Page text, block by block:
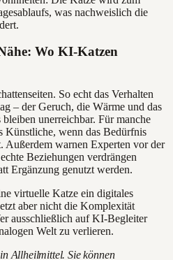
was nachweislich die
Wo KI-Katzen
So echt das Verhalten
– der Geruch, die Wärme und das
unerreichbar. Für manche
wenn das Bedürfnis
Außerdem warnen Experten vor der
Beziehungen verdrängen
Ergänzung genutzt werden.
virtuelle Katze ein digitales
aber nicht die Komplexität
ausschließlich auf KI-Begleiter
Welt zu verlieren.
Allheilmittel. Sie können